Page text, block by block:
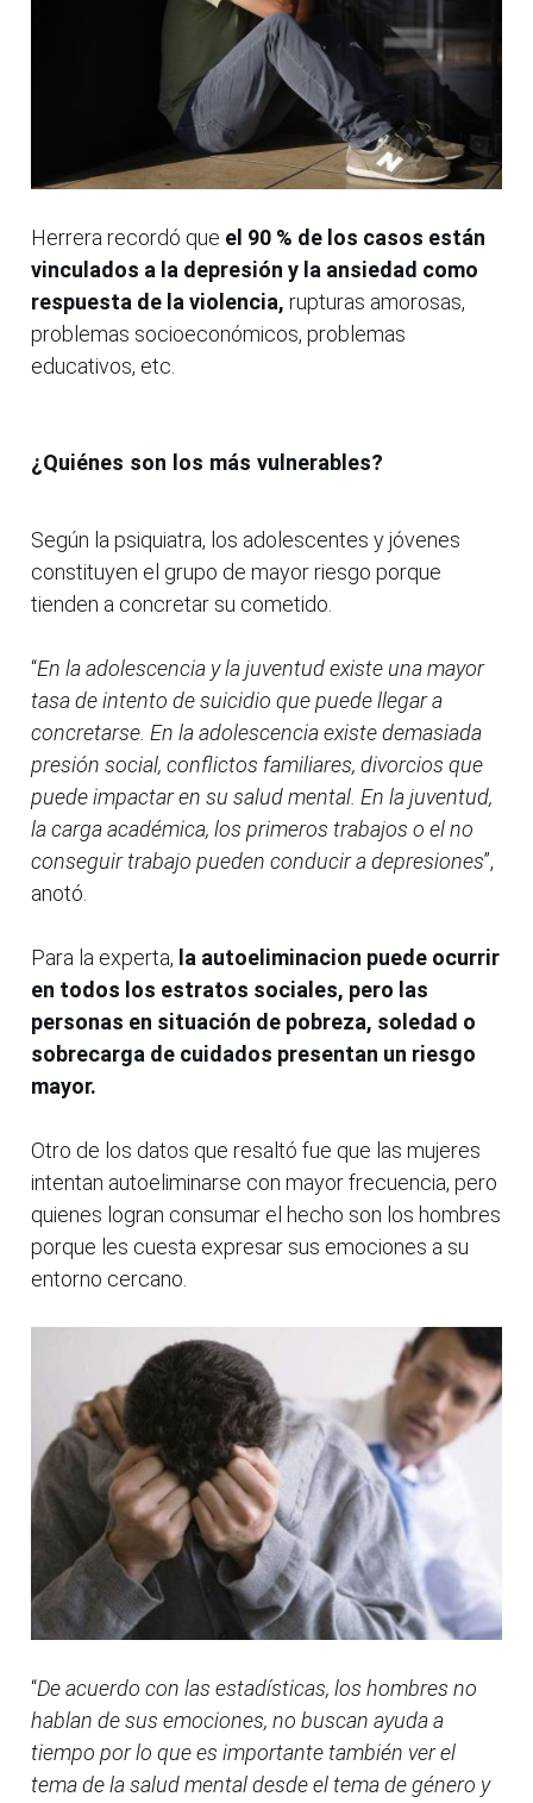
Herrera recordó que el 90 % de los casos están
vinculados a la depresión y la ansiedad como
respuesta de la violencia, rupturas amorosas,
problemas socioeconómicos, problemas
educativos, etc.
¿Quiénes son los más vulnerables?
Según la psiquiatra, los adolescentes y jóvenes
constituyen el grupo de mayor riesgo porque
tienden a concretar su cometido.
“En la adolescencia y la juventud existe una mayor
tasa de intento de suicidio que puede llegar a
concretarse. En la adolescencia existe demasiada
presión social, conflictos familiares, divorcios que
puede impactar en su salud mental. En la juventud,
la carga académica, los primeros trabajos o el no
conseguir trabajo pueden conducir a depresiones”,
anotó.
Para la experta, la autoeliminacion puede ocurrir
en todos los estratos sociales, pero las
personas en situación de pobreza, soledad o
sobrecarga de cuidados presentan un riesgo
mayor.
Otro de los datos que resaltó fue que las mujeres
intentan autoeliminarse con mayor frecuencia, pero
quienes logran consumar el hecho son los hombres
porque les cuesta expresar sus emociones a su
entorno cercano.
“De acuerdo con las estadísticas, los hombres no
hablan de sus emociones, no buscan ayuda a
tiempo por lo que es importante también ver el
tema de la salud mental desde el tema de género y